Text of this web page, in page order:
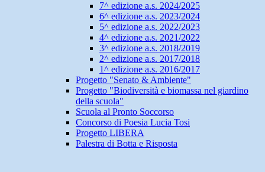
7^ edizione a.s. 2024/2025
6^ edizione a.s. 2023/2024
5^ edizione a.s. 2022/2023
4^ edizione a.s. 2021/2022
3^ edizione a.s. 2018/2019
2^ edizione a.s. 2017/2018
1^ edizione a.s. 2016/2017
Progetto "Senato & Ambiente"
Progetto "Biodiversità e biomassa nel giardino
della scuola"
Scuola al Pronto Soccorso
Concorso di Poesia Lucia Tosi
Progetto LIBERA
Palestra di Botta e Risposta